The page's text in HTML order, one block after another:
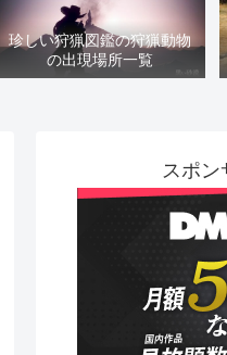
珍しい狩猟図鑑の狩猟動物
の出現場所一覧
スポン